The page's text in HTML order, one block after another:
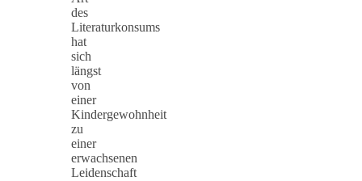
des
Literaturkonsums
hat
sich
längst
von
einer
Kindergewohnheit
zu
einer
erwachsenen
Leidenschaft